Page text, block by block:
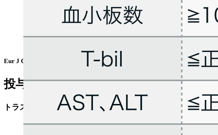
Eur J Cancer. 2015 Mar;51(4):482-488⁶⁾より作図
投与開始基準
トラスツズマブ適正使用ガイド⁵⁾の基準